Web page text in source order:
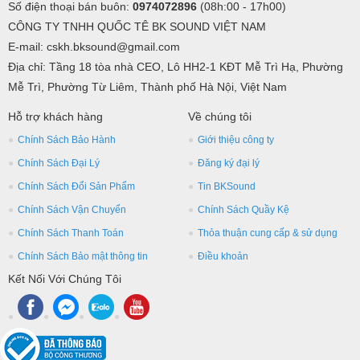
Tiêu chuẩn chống nước: IP55
Chế độ điều khiển 1: DMX 512, tự động, master-slave tự động, hỗ
trợ chức năng RDM, có thể sử dụng bộ điều khiển lớn để điều
khiển và cài đặt địa chỉ từ xa
chỉnh theo yêu cầu khách hàng)
Chuyển động ngang và dọc: Sử dụng động cơ ba pha độ chính xác
Chuyển động ngang: Quay 540°, độ phân giải 8/16 bit, có thể điều
chỉnh tinh chỉnh
Chuyển động dọc: Quay 270°, độ phân giải 8/16 bit, có thể điều
chỉnh tinh chỉnh
Hệ thống làm mát: Sử dụng quạt làm mát vật lý kết hợp hệ thống
đối lưu không khí.
Kích thước đèn: 36 x 31 x 60cm
Số điện thoại bán buôn: 0974072896 (08h:00 - 17h00)
CÔNG TY TNHH QUỐC TÊ BK SOUND VIỆT NAM
E-mail: cskh.bksound@gmail.com
Địa chỉ: Tầng 18 tòa nhà CEO, Lô HH2-1 KĐT Mễ Trì Hạ, Phường
Mễ Trì, Phường Từ Liêm, Thành phố Hà Nội, Việt Nam
Hỗ trợ khách hàng
Chính Sách Bảo Hành
Chính Sách Đại Lý
Chính Sách Đổi Sản Phẩm
Chính Sách Vận Chuyển
Chính Sách Thanh Toán
Chính Sách Bảo mật thông tin
Về chúng tôi
Giới thiệu công ty
Đăng ký đại lý
Tin BKSound
Chính Sách Quầy Kệ
Thỏa thuận cung cấp & sử dụng
Điều khoản
Kết Nối Với Chúng Tôi